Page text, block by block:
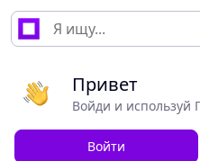
Привет
Войди и используй
Войти